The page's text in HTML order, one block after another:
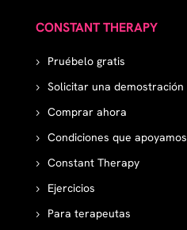
CONSTANT THERAPY
Pruébelo gratis
Solicitar una demostración
Comprar ahora
Condiciones que apoyamos
Constant Therapy
Ejercicios
Para terapeutas